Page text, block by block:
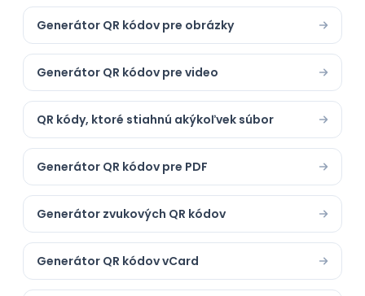
Generátor QR kódov pre obrázky
Generátor QR kódov pre video
QR kódy, ktoré stiahnú akýkoľvek súbor
Generátor QR kódov pre PDF
Generátor zvukových QR kódov
Generátor QR kódov vCard